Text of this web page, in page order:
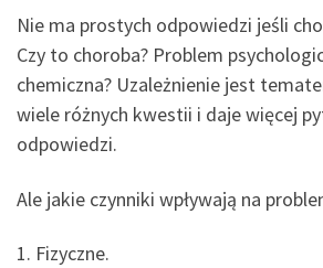
Nie ma prostych odpowiedzi jeśli
Czy to choroba? Problem
chemiczna? Uzależnienie jest
wiele różnych kwestii i daje więcej
odpowiedzi.
Ale jakie czynniki wpływają na
1. Fizyczne.